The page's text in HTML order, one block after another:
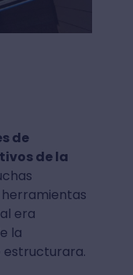
de
de la
era
la
estructurara.